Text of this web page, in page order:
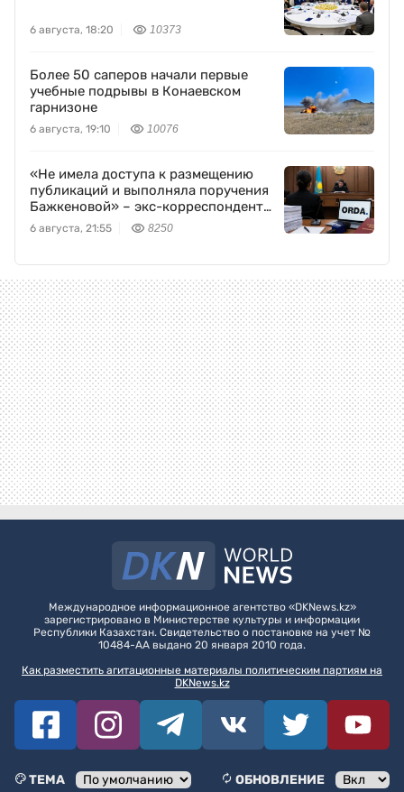
6 августа, 18:20 10373
Более 50 саперов начали первые
учебные подрывы в Конаевском
гарнизоне
6 августа, 19:10 10076
«Не имела доступа к размещению
публикаций и выполняла поручения
Бажкеновой» – экс-корреспондент
Orda.kz Дуйсенова
6 августа, 21:55 8250
Международное информационное агентство «DKNews.kz»
зарегистрировано в Министерстве культуры и информации
Республики Казахстан. Свидетельство о постановке на учет №
10484-АА выдано 20 января 2010 года.
Как разместить агитационные материалы политическим партиям на
DKNews.kz
ТЕМА ОБНОВЛЕНИЕ